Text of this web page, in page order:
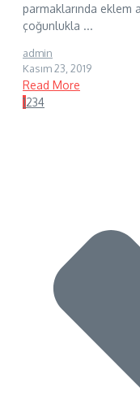
parmaklarında eklem
çoğunlukla ...
admin
Kasım 23, 2019
Read More
1234